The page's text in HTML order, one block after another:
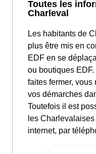
Toutes les
Charleval
Les habitants de
plus être mis en
EDF en se
ou boutiques
faites fermer,
vos démarches
Toutefois il est
les
internet, par